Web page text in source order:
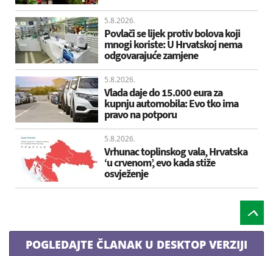
5.8.2026.
Povlači se lijek protiv bolova koji
mnogi koriste: U Hrvatskoj nema
odgovarajuće zamjene
5.8.2026.
Vlada daje do 15.000 eura za
kupnju automobila: Evo tko ima
pravo na potporu
5.8.2026.
Vrhunac toplinskog vala, Hrvatska
‘u crvenom’, evo kada stiže
osvježenje
POGLEDAJTE ČLANAK U DESKTOP VERZIJI